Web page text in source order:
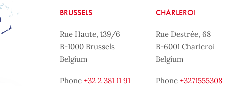
BRUSSELS
Rue Haute, 139/6
B-1000 Brussels
Belgium
Phone +32 2 381 11 91
CHARLEROI
Rue Destrée, 68
B-6001 Charleroi
Belgium
Phone+3271555308